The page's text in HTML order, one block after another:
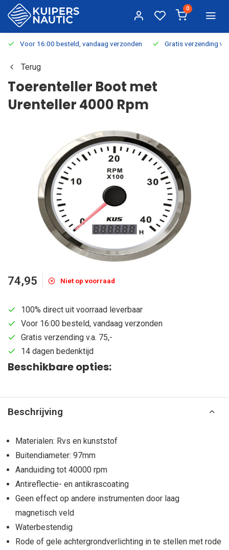
0
Voor 16:00 besteld, vandaag verzonden Gratis verzending
Terug
Toerenteller Boot met
Urenteller 4000 Rpm
74,95 Niet op voorraad
100% direct uit voorraad leverbaar
Voor 16:00 besteld, vandaag verzonden
Gratis verzending v.a. 75,-
14 dagen bedenktijd
Beschikbare opties:
Beschrijving
Materialen: Rvs en kunststof
Buitendiameter: 97mm
Aanduiding tot 40000 rpm
Antireflectie- en antikrascoating
Geen effect op andere instrumenten door laag
magnetisch veld
Waterbestendig
Rode of gele achtergrondverlichting in te stellen met rode